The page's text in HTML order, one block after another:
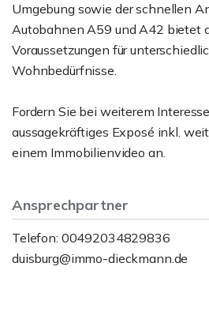
Umgebung sowie der schnellen
Autobahnen A59 und A42 bietet
Voraussetzungen für
Wohnbedürfnisse.
Fordern Sie bei weiterem
aussagekräftiges Exposé inkl.
einem Immobilienvideo an.
Ansprechpartner
Telefon: 00492034829836
duisburg@immo-dieckmann.de